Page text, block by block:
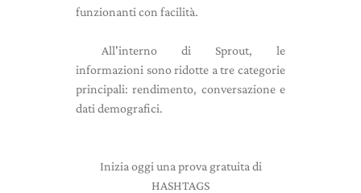
funzionanti con facilità.
All'interno di Sprout, le
informazioni sono ridotte a tre categorie
principali: rendimento, conversazione e
dati demografici.
Inizia oggi una prova gratuita di
HASHTAGS